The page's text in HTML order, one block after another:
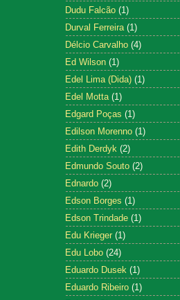
Dudu Falcão (1)
Durval Ferreira (1)
Délcio Carvalho (4)
Ed Wilson (1)
Edel Lima (Dida) (1)
Edel Motta (1)
Edgard Poças (1)
Edilson Morenno (1)
Edith Derdyk (2)
Edmundo Souto (2)
Ednardo (2)
Edson Borges (1)
Edson Trindade (1)
Edu Krieger (1)
Edu Lobo (24)
Eduardo Dusek (1)
Eduardo Ribeiro (1)